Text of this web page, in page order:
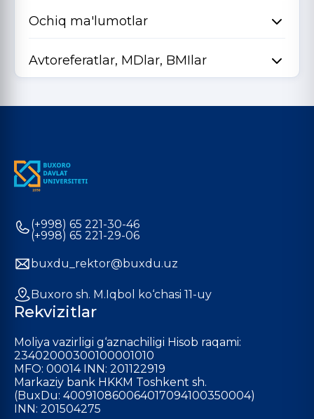
Ochiq ma'lumotlar
Avtoreferatlar, MDlar, BMIlar
(+998) 65 221-30-46
(+998) 65 221-29-06
buxdu_rektor@buxdu.uz
Buxoro sh. M.Iqbol ko‘chasi 11-uy
Rekvizitlar
Moliya vazirligi g‘aznachiligi Hisob raqami:
23402000300100001010
MFO: 00014 INN: 201122919
Markaziy bank HKKM Toshkent sh.
(BuxDu: 400910860064017094100350004)
INN: 201504275